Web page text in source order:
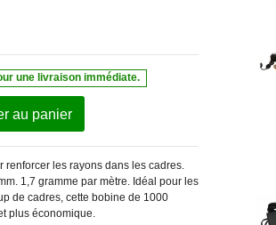
une livraison immédiate.
au panier
renforcer les rayons dans les cadres.
1,7 gramme par mètre. Idéal pour les
de cadres, cette bobine de 1000
plus économique.